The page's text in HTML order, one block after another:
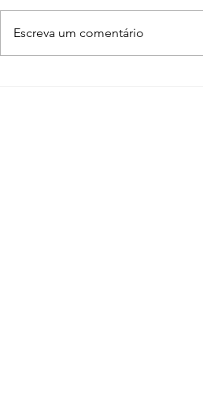
Escreva um comentário